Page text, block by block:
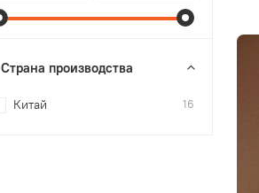
Страна производства
Китай 16